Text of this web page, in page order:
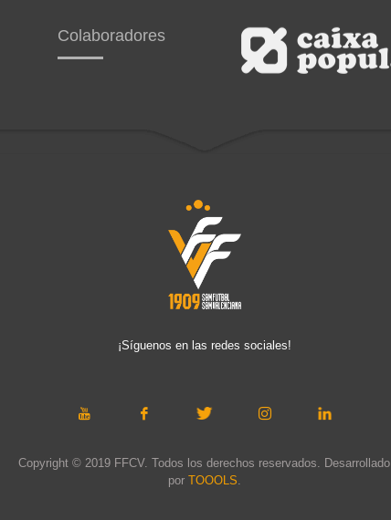
Colaboradores
¡Síguenos en las redes sociales!
Copyright © 2019 FFCV. Todos los derechos reservados. Desarrollado
por TOOOLS.